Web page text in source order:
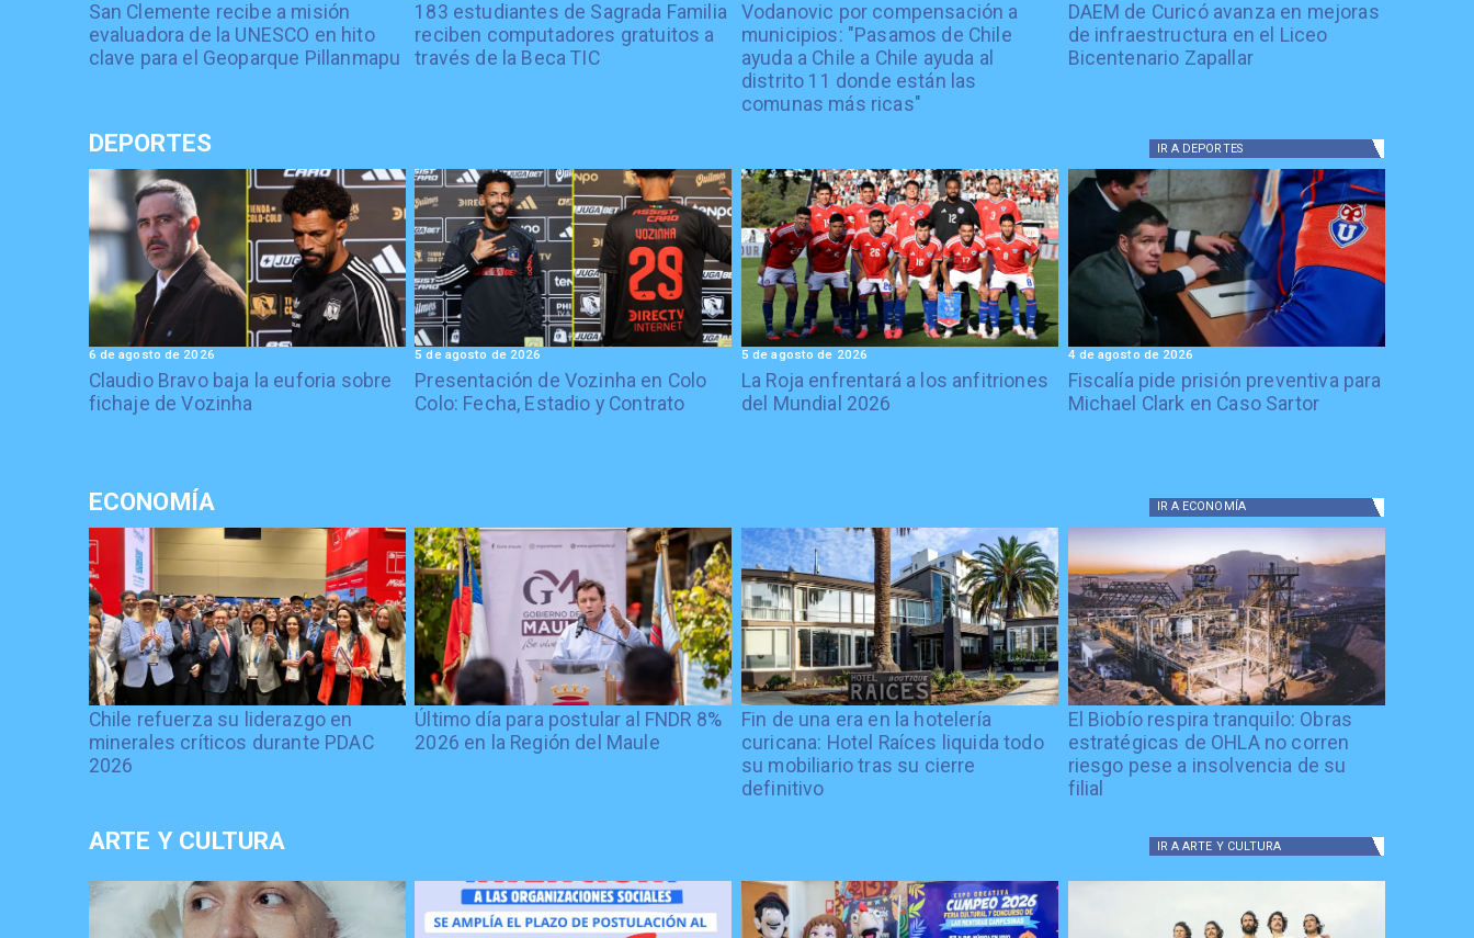
San Clemente recibe a misión
evaluadora de la UNESCO en hito
clave para el Geoparque Pillanmapu
183 estudiantes de Sagrada Familia
reciben computadores gratuitos a
través de la Beca TIC
Vodanovic por compensación a
municipios: "Pasamos de Chile
ayuda a Chile a Chile ayuda al
distrito 11 donde están las
comunas más ricas"
DAEM de Curicó avanza en mejoras
de infraestructura en el Liceo
Bicentenario Zapallar
DEPORTES IR A DEPORTES
Claudio Bravo baja la euforia sobre
fichaje de Vozinha
6 de agosto de 2026
Presentación de Vozinha en Colo
Colo: Fecha, Estadio y Contrato
5 de agosto de 2026
La Roja enfrentará a los anfitriones
del Mundial 2026
5 de agosto de 2026
Fiscalía pide prisión preventiva para
Michael Clark en Caso Sartor
4 de agosto de 2026
ECONOMÍA IR A ECONOMÍA
Chile refuerza su liderazgo en
minerales críticos durante PDAC
2026
Último día para postular al FNDR 8%
2026 en la Región del Maule
Fin de una era en la hotelería
curicana: Hotel Raíces liquida todo
su mobiliario tras su cierre
definitivo
El Biobío respira tranquilo: Obras
estratégicas de OHLA no corren
riesgo pese a insolvencia de su
filial
ARTE Y CULTURA IR A ARTE Y CULTURA